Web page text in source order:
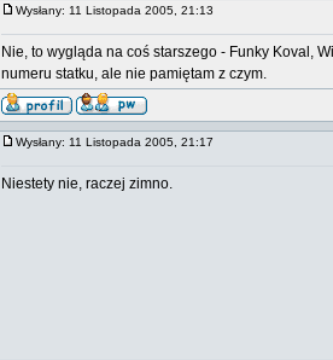
Wysłany: 11 Listopada 2005, 21:13
Nie, to wygląda na coś starszego - Funky Koval,
numeru statku, ale nie pamiętam z czym.
Wysłany: 11 Listopada 2005, 21:17
Niestety nie, raczej zimno.